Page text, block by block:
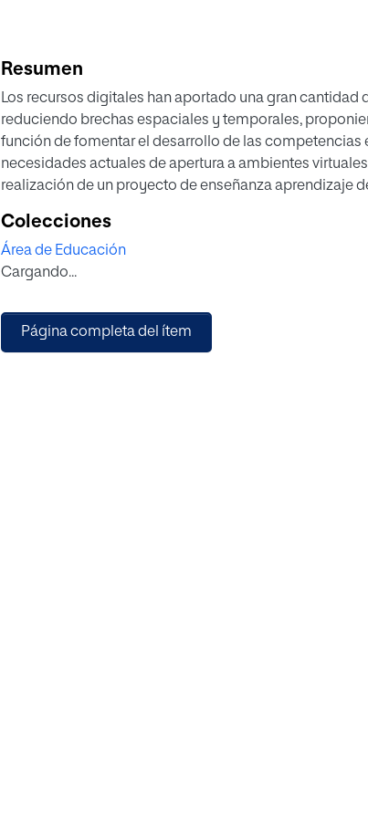
Resumen
Los recursos digitales han aportado una gran cantidad
reduciendo brechas espaciales y temporales,
función de fomentar el desarrollo de las competencias
necesidades actuales de apertura a ambientes
realización de un proyecto de enseñanza aprendizaje
Classroom, a través del diseño de seis sesiones
competencias en área de matemáticas, las
espíritu emprendedor, en ciencia básica, comunicación
modelo de aula invertida, el aprendizaje de
TAP en los procesos de aprendizaje actual, así como
Colecciones
Área de Educación
Cargando...
Página completa del ítem